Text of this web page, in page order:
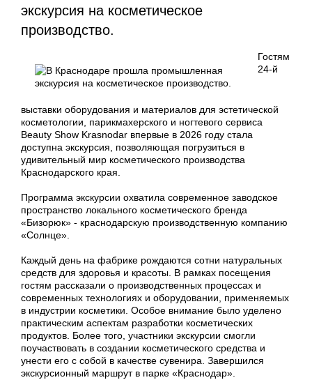
экскурсия на косметическое
производство.
Гостям
24-й
выставки оборудования и материалов для эстетической
косметологии, парикмахерского и ногтевого сервиса
Beauty Show Krasnodar впервые в 2026 году стала
доступна экскурсия, позволяющая погрузиться в
удивительный мир косметического производства
Краснодарского края.
Программа экскурсии охватила современное заводское
пространство локального косметического бренда
«Бизорюк» - краснодарскую производственную компанию
«Солнце».
Каждый день на фабрике рождаются сотни натуральных
средств для здоровья и красоты. В рамках посещения
гостям рассказали о производственных процессах и
современных технологиях и оборудовании, применяемых
в индустрии косметики. Особое внимание было уделено
практическим аспектам разработки косметических
продуктов. Более того, участники экскурсии смогли
поучаствовать в создании косметического средства и
унести его с собой в качестве сувенира. Завершился
экскурсионный маршрут в парке «Краснодар».